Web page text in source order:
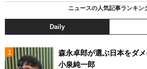
ニュースの人気記事ランキン
Daily
森永卓郎が選ぶ日本をダ
小泉純一郎